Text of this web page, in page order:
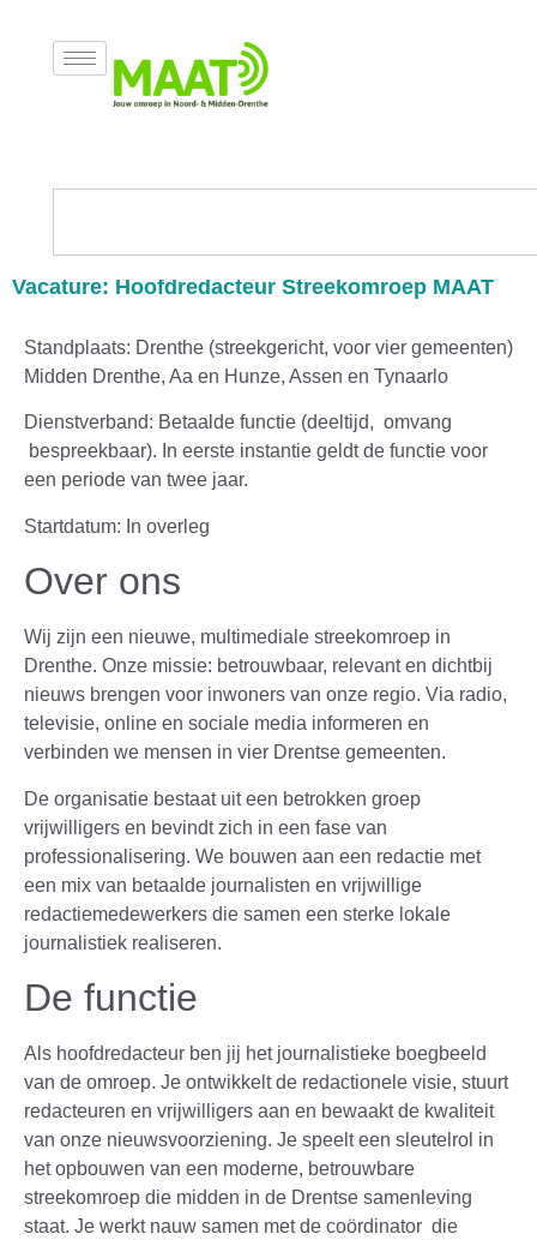
Vacature: Hoofdredacteur Streekomroep MAAT
Standplaats: Drenthe (streekgericht, voor vier gemeenten)
Midden Drenthe, Aa en Hunze, Assen en Tynaarlo
Dienstverband: Betaalde functie (deeltijd, omvang
bespreekbaar). In eerste instantie geldt de functie voor
een periode van twee jaar.
Startdatum: In overleg
Over ons
Wij zijn een nieuwe, multimediale streekomroep in
Drenthe. Onze missie: betrouwbaar, relevant en dichtbij
nieuws brengen voor inwoners van onze regio. Via radio,
televisie, online en sociale media informeren en
verbinden we mensen in vier Drentse gemeenten.
De organisatie bestaat uit een betrokken groep
vrijwilligers en bevindt zich in een fase van
professionalisering. We bouwen aan een redactie met
een mix van betaalde journalisten en vrijwillige
redactiemedewerkers die samen een sterke lokale
journalistiek realiseren.
De functie
Als hoofdredacteur ben jij het journalistieke boegbeeld
van de omroep. Je ontwikkelt de redactionele visie, stuurt
redacteuren en vrijwilligers aan en bewaakt de kwaliteit
van onze nieuwsvoorziening. Je speelt een sleutelrol in
het opbouwen van een moderne, betrouwbare
streekomroep die midden in de Drentse samenleving
staat. Je werkt nauw samen met de coördinator die